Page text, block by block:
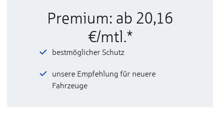
Premium: ab 20,16
€/mtl.*
bestmöglicher Schutz
unsere Empfehlung für neuere
Fahrzeuge